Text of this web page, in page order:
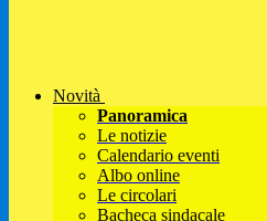
Novità
Panoramica
Le notizie
Calendario eventi
Albo online
Le circolari
Bacheca sindacale